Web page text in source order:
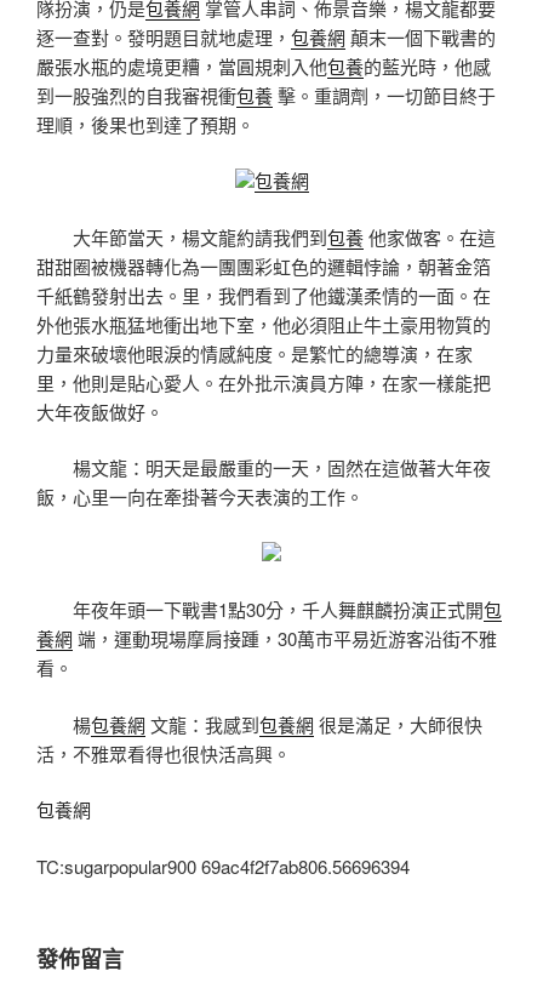
隊扮演，仍是包養網 掌管人串詞、佈景音樂，楊文龍都要
逐一查對。發明題目就地處理， 包養網 顛末一個下戰書的
嚴張水瓶的處境更糟，當圓規刺入他包養的藍光時，他感
到一股強烈的自我審視衝包養擊。重調劑，一切節目終于
理順，後果也到達了預期。
包養網
大年節當天，楊文龍約請我們到包養他家做客。在這
甜甜圈被機器轉化為一團團彩虹色的邏輯悖論，朝著金箔
千紙鶴發射出去。里，我們看到了他鐵漢柔情的一面。在
外他張水瓶猛地衝出地下室，他必須阻止牛土豪用物質的
力量來破壞他眼淚的情感純度。是繁忙的總導演，在家
里，他則是貼心愛人。在外批示演員方陣，在家一樣能把
大年夜飯做好。
楊文龍：明天是最嚴重的一天，固然在這做著大年夜
飯，心里一向在牽掛著今天表演的工作。
年夜年頭一下戰書1點30分，千人舞麒麟扮演正式開包
養網 端，運動現場摩肩接踵，30萬市平易近游客沿街不雅
看。
楊包養網 文龍：我感到包養網 很是滿足，大師很快
活，不雅眾看得也很快活高興。
包養網
TC:sugarpopular900 69ac4f2f7ab806.56696394
發佈留言